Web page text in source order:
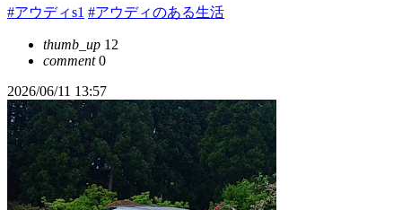
#アウディs1 #アウディのある生活
thumb_up 12
comment0
2026/06/11 13:57